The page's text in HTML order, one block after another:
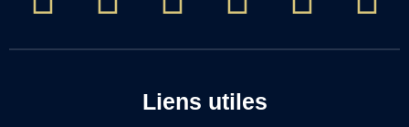
Liens utiles